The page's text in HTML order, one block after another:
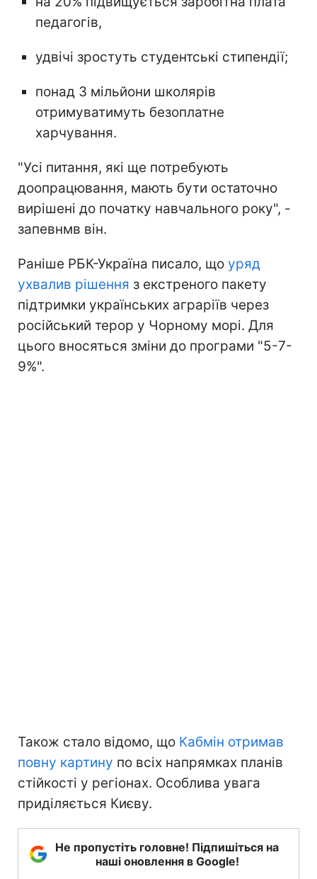
педагогів,
удвічі зростуть студентські стипендії;
понад 3 мільйони школярів
отримуватимуть безоплатне
харчування.
"Усі питання, які ще потребують
доопрацювання, мають бути остаточно
вирішені до початку навчального року", -
запевнмв він.
Раніше РБК-Україна писало, що уряд
ухвалив рішення з екстреного пакету
підтримки українських аграріїв через
російський терор у Чорному морі. Для
цього вносяться зміни до програми "5-7-
9%".
Також стало відомо, що Кабмін отримав
повну картину по всіх напрямках планів
стійкості у регіонах. Особлива увага
приділяється Києву.
Не пропустіть головне! Підпишіться на
наші оновлення в Google!